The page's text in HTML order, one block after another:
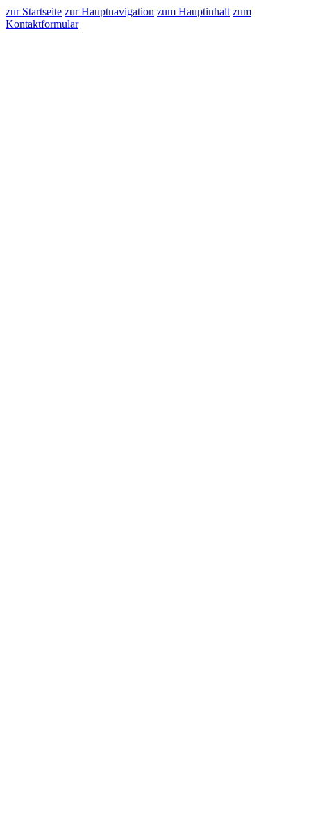
zur Startseite zur Hauptnavigation zum Hauptinhalt zum
Kontaktformular